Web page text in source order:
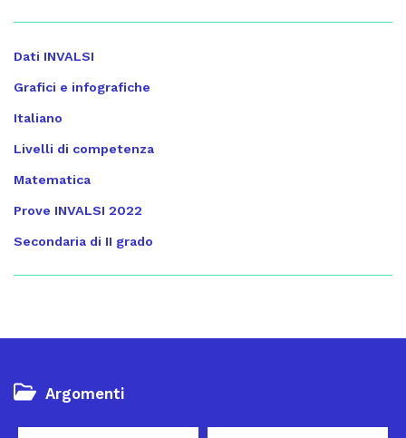
Dati INVALSI
Grafici e infografiche
Italiano
Livelli di competenza
Matematica
Prove INVALSI 2022
Secondaria di II grado
Argomenti